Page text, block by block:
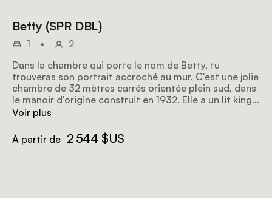
Betty (SPR DBL)
1 •
2
Dans la chambre qui porte le nom de Betty, tu
trouveras son portrait accroché au mur. C'est une jolie
chambre de 32 mètres carrés orientée plein sud, dans
le manoir d'origine construit en 1932. Elle a un lit king
size, une cheminée et un balcon attenant d'où tu peux
son style Art déco original et original. On a choisi de
ne pas la moderniser, car on préfère garder l'ambiance
Voir plus
À partir de 2 544 $US